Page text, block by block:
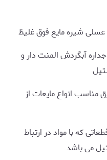
شیره مایع فوق غلیظ
آبگردش المنت دار و
مناسب انواع مایعات از
که با مواد در ارتباط
می باشد